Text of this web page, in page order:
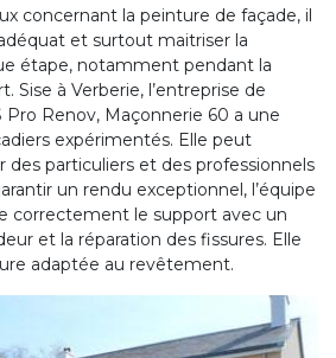
concernant la peinture de façade, il
et surtout maitriser la
étape, notamment pendant la
Sise à Verberie, l’entreprise de
Renov, Maçonnerie 60 a une
expérimentés. Elle peut
des particuliers et des professionnels
un rendu exceptionnel, l’équipe
correctement le support avec un
et la réparation des fissures. Elle
adaptée au revêtement.